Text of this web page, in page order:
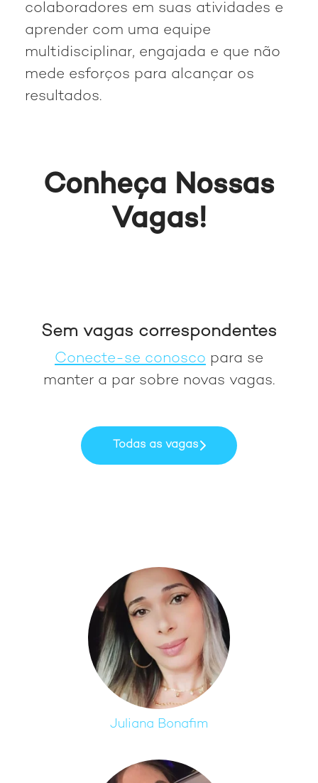
colaboradores em suas atividades e
aprender com uma equipe
multidisciplinar, engajada e que não
mede esforços para alcançar os
resultados.
Conheça Nossas
Vagas!
Sem vagas correspondentes
Conecte-se conosco para se
manter a par sobre novas vagas.
Todas as vagas
Juliana Bonafim